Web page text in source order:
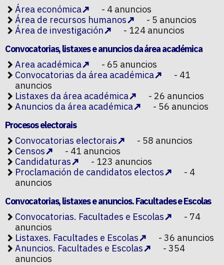
Área económica
- 4 anuncios
Área de recursos humanos
- 5 anuncios
Área de investigación
- 124 anuncios
Convocatorias, listaxes e anuncios da área académica
Area académica
- 65 anuncios
Convocatorias da área académica
- 41
anuncios
Listaxes da área académica
- 26 anuncios
Anuncios da área académica
- 56 anuncios
Procesos electorais
Convocatorias electorais
- 58 anuncios
Censos
- 41 anuncios
Candidaturas
- 123 anuncios
Proclamación de candidatos electos
- 4
anuncios
Convocatorias, listaxes e anuncios. Facultades e Escolas
Convocatorias. Facultades e Escolas
- 74
anuncios
Listaxes. Facultades e Escolas
- 36 anuncios
Anuncios. Facultades e Escolas
- 354
anuncios